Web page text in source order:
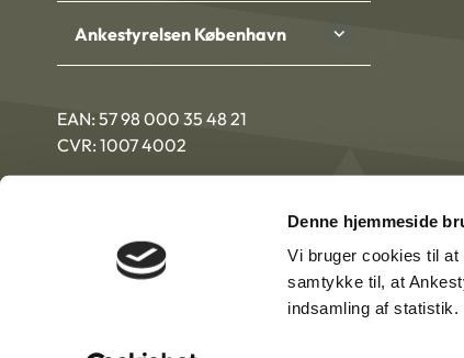
Denne hjemmeside
Vi bruger cookies til
samtykke til, at
indsamling af
Ankestyrelsen København
EAN: 57 98 000 35 48 21
CVR: 1007 4002